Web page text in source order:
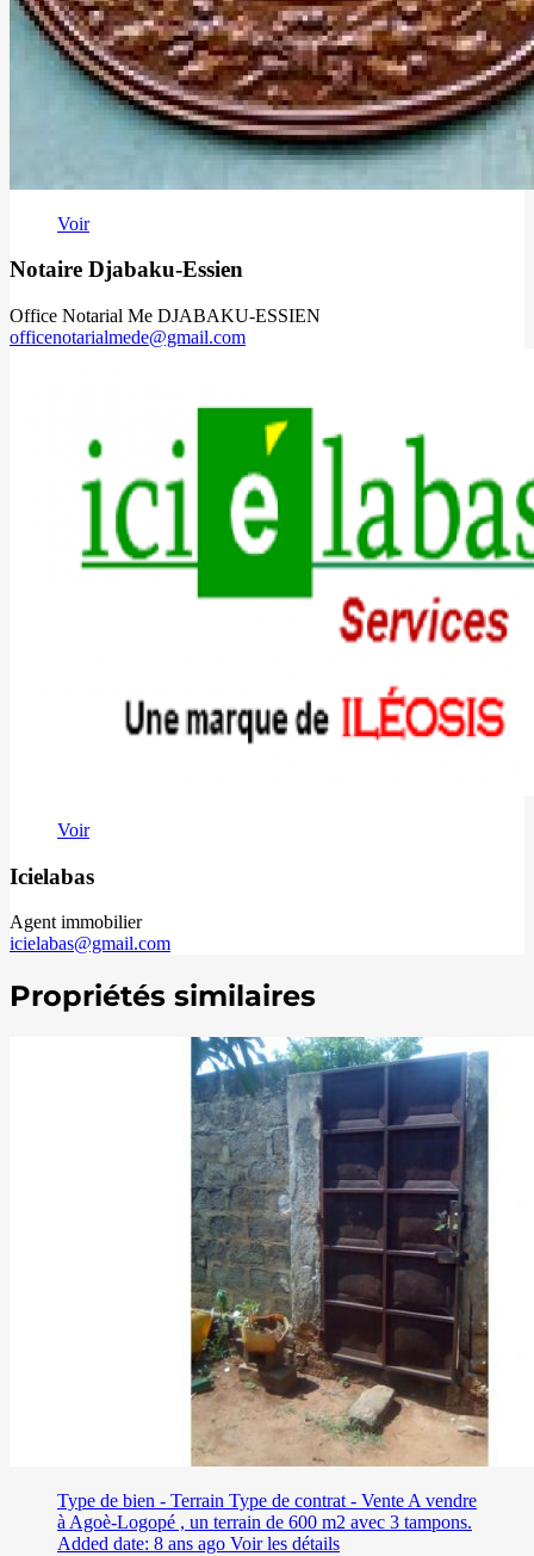
Voir
Notaire Djabaku-Essien
Office Notarial Me DJABAKU-ESSIEN
officenotarialmede@gmail.com
Voir
Icielabas
Agent immobilier
icielabas@gmail.com
Propriétés similaires
Type de bien - Terrain Type de contrat - Vente A vendre
à Agoè-Logopé , un terrain de 600 m2 avec 3 tampons.
Added date: 8 ans ago Voir les détails